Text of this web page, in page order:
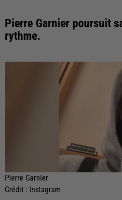
Pierre Garnier poursuit
rythme.
Pierre Garnier
Crédit : Instagram